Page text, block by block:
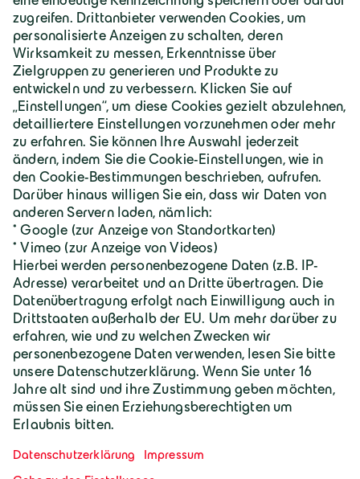
Geiger Gruppe
Über Geiger
Karriere
Geiger Gruppe
Wilhelm-Geiger-Straße 1
87561 Oberstdorf
+49 8322 18 0
info@geigergruppe.de